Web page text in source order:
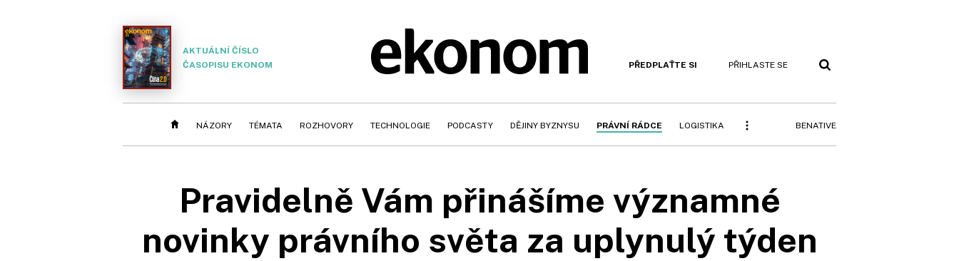
AKTUÁLNÍ ČÍSLO
ČASOPISU EKONOM
PŘEDPLAŤTE SI PŘIHLASTE SE
NÁZORY TÉMATA ROZHOVORY TECHNOLOGIE PODCASTY DĚJINY BYZNYSU PRÁVNÍ RÁDCE LOGISTIKA BENATIVE
Pravidelně Vám přinášíme významné
novinky právního světa za uplynulý týden